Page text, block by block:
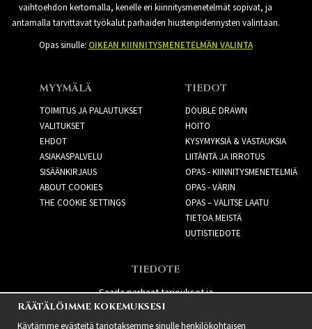
vaihtoehdon kertomalla, kenelle eri kiinnitysmenetelmät sopivat, ja
antamalla tarvittavat työkalut parhaiden hiustenpidennysten valintaan.
Opas sinulle: OIKEAN KIINNITYSMENETELMÄN VALINTA
MYYMÄLÄ
TOIMITUS JA PALAUTUKSET
VALITUKSET
EHDOT
ASIAKASPALVELU
SISÄÄNKIRJAUS
ABOUT COOKIES
THE COOKIE SETTINGS
TIEDOT
DOUBLE DRAWN
HOITO
KYSYMYKSIÄ & VASTAUKSIA
LIITÄNTÄ JA IRROTUS
OPAS - KIINNITYSMENETELMIÄ
OPAS - VÄRIN
OPAS – VALITSE LAATU
TIETOA MEISTÄ
UUTISTIEDOTE
TIEDOTE
Saada parhaat tarjoukset ja
uusia tuotteita!
RÄÄTÄLÖIMME KOKEMUKSESI
Käytämme evästeitä tarjotaksemme sinulle henkilökohtaisen